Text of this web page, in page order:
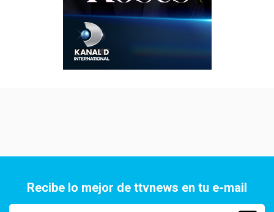
Recibe lo mejor de ttvnews en tu e-mail